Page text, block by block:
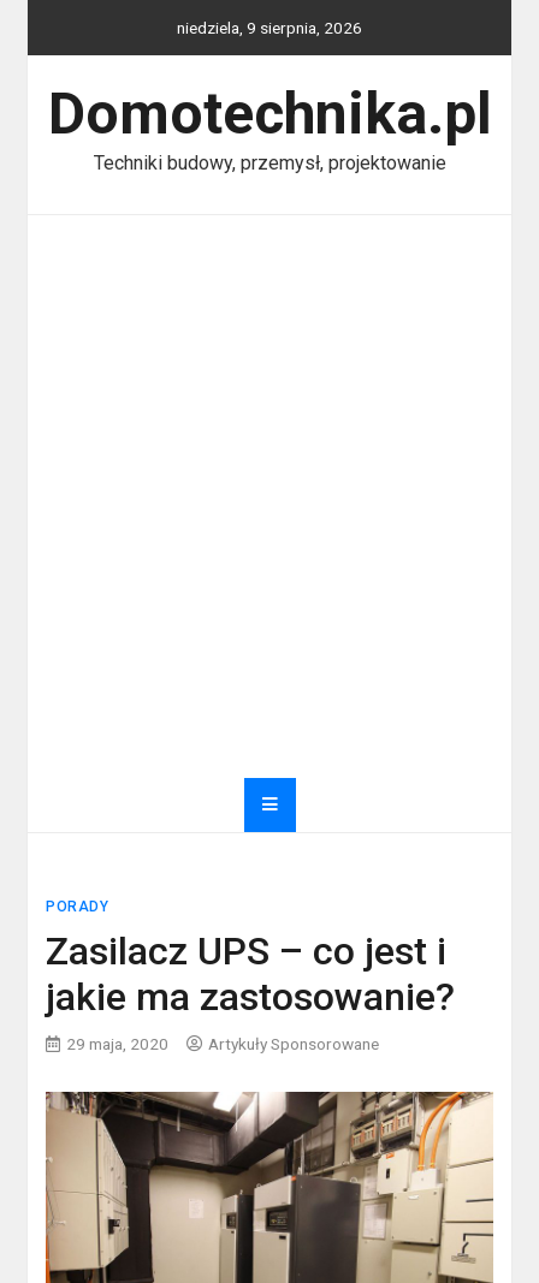
niedziela, 9 sierpnia, 2026
Domotechnika.pl
Techniki budowy, przemysł, projektowanie
PORADY
Zasilacz UPS – co jest i
jakie ma zastosowanie?
29 maja, 2020 Artykuły Sponsorowane